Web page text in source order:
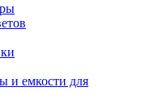
и емкости для